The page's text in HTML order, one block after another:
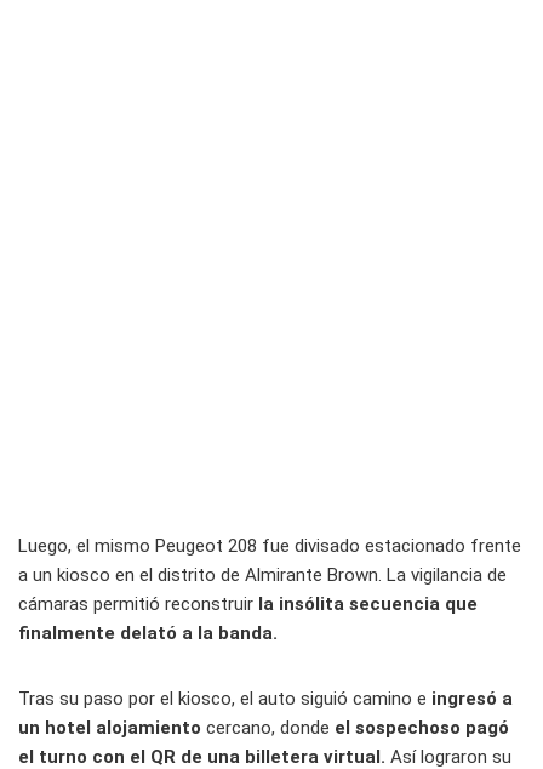
Luego, el mismo Peugeot 208 fue divisado estacionado frente
a un kiosco en el distrito de Almirante Brown. La vigilancia de
cámaras permitió reconstruir la insólita secuencia que
finalmente delató a la banda.
Tras su paso por el kiosco, el auto siguió camino e ingresó a
un hotel alojamiento cercano, donde el sospechoso pagó
el turno con el QR de una billetera virtual. Así lograron su